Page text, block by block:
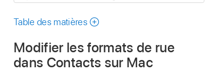
ce
Table des matières
Modifier les formats de rue
dans Contacts sur Mac